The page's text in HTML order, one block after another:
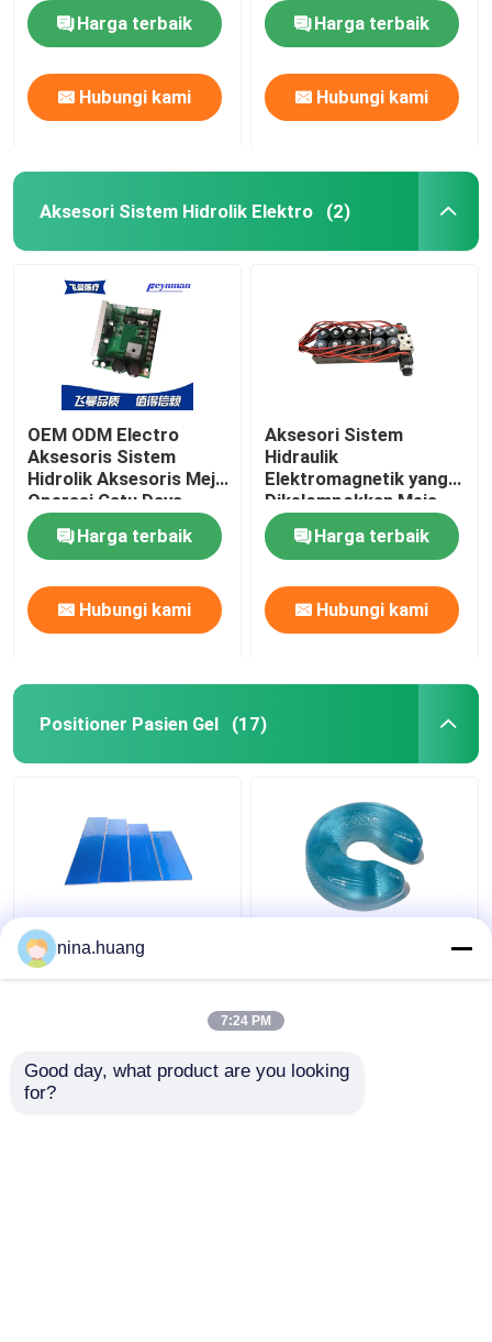
Harga terbaik
Hubungi kami
Harga terbaik
Hubungi kami
Aksesori Sistem Hidrolik Elektro (2)
OEM ODM Electro
Aksesoris Sistem
Hidrolik Aksesoris Meja
Operasi Catu Daya
Harga terbaik
Hubungi kami
Aksesori Sistem
Hidraulik
Elektromagnetik yang
Dikelompokkan Meja
Operasi Katup Solenoid
Harga terbaik
Hubungi kami
Positioner Pasien Gel (17)
Silicone Gel Positioner
Pasien Lem TPU
Cincin Kepala Terbuka
Untuk Posisi
nina.huang
7:24 PM
Good day, what product are you looking
for?